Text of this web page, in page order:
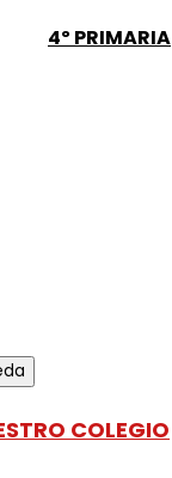
4º PRIMARIA
COLEGIO